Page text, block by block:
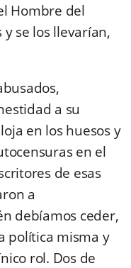
Hombre del
y se los llevarían,
a su
en los huesos y
en el
de esas
a
debíamos ceder,
política misma y
rol. Dos de